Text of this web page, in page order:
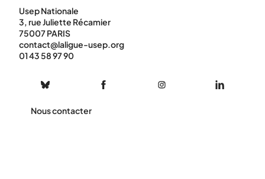
Usep Nationale
3, rue Juliette Récamier
75007 PARIS
contact@laligue-usep.org
01 43 58 97 90
Nous contacter